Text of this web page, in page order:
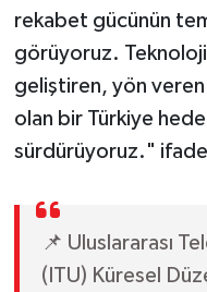
rekabet gücünün
görüyoruz.
geliştiren, yön
olan bir Türkiye
sürdürüyoruz."
📌 Uluslararası
(ITU) Küresel